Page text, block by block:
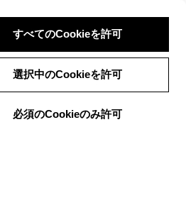
すべてのCookieを許可
選択中のCookieを許可
必須のCookieのみ許可
ログイン 検索 メニュー
メニュー